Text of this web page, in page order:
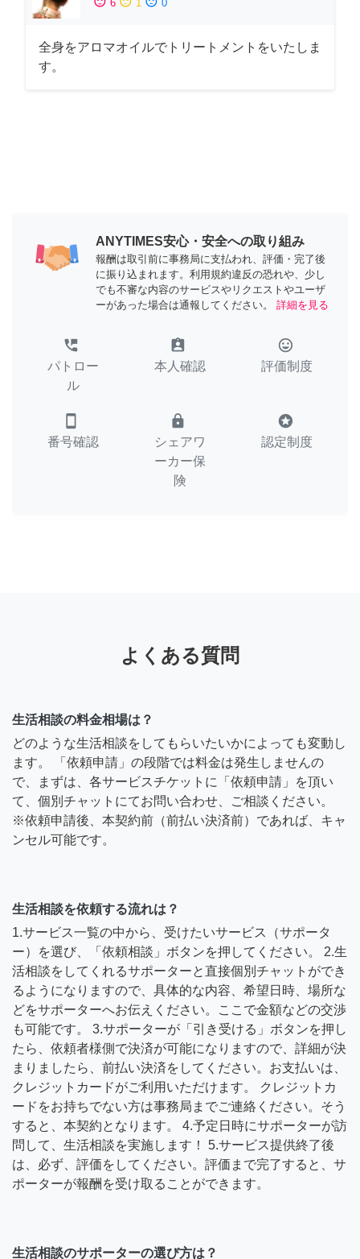
6 1 0
全身をアロマオイルでトリートメントをいたしま
す。
ANYTIMES安心・安全への取り組み
報酬は取引前に事務局に支払われ、評価・完了後
に振り込まれます。利用規約違反の恐れや、少し
でも不審な内容のサービスやリクエストやユーザ
ーがあった場合は通報してください。
詳細を見る
perm_phone_msg
パトロー
ル
assignment_ind
本人確認
tag_faces
評価制度
smartphone
番号確認
lock
シェアワ
ーカー保
険
stars
認定制度
よくある質問
生活相談の料金相場は？
どのような生活相談をしてもらいたいかによっても変動し
ます。 「依頼申請」の段階では料金は発生しませんの
で、まずは、各サービスチケットに「依頼申請」を頂い
て、個別チャットにてお問い合わせ、ご相談ください。
※依頼申請後、本契約前（前払い決済前）であれば、キャ
ンセル可能です。
生活相談を依頼する流れは？
1.サービス一覧の中から、受けたいサービス（サポータ
ー）を選び、「依頼相談」ボタンを押してください。 2.生
活相談をしてくれるサポーターと直接個別チャットができ
るようになりますので、具体的な内容、希望日時、場所な
どをサポーターへお伝えください。ここで金額などの交渉
も可能です。 3.サポーターが「引き受ける」ボタンを押し
たら、依頼者様側で決済が可能になりますので、詳細が決
まりましたら、前払い決済をしてください。お支払いは、
クレジットカードがご利用いただけます。 クレジットカ
ードをお持ちでない方は事務局までご連絡ください。そう
すると、本契約となります。 4.予定日時にサポーターが訪
問して、生活相談を実施します！ 5.サービス提供終了後
は、必ず、評価をしてください。評価まで完了すると、サ
ポーターが報酬を受け取ることができます。
生活相談のサポーターの選び方は？